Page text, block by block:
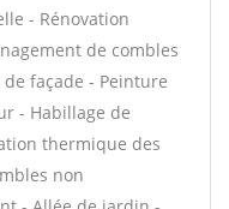
- Rénovation
de combles
façade - Peinture
- Habillage de
thermique des
non